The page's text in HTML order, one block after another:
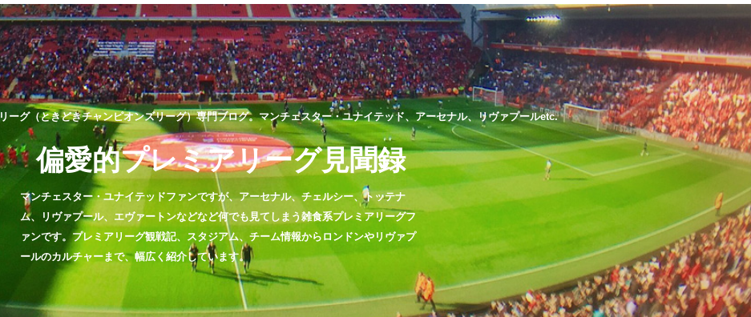
ーグ（ときどきチャンピオンズリーグ）専門ブログ。マンチェスター・ユナイテッド、アーセナル、リヴァプールetc.
偏愛的プレミアリーグ見聞録
マンチェスター・ユナイテッドファンですが、アーセナル、チェルシー、トッテナ
ム、リヴァプール、エヴァートンなどなど何でも見てしまう雑食系プレミアリーグフ
ァンです。プレミアリーグ観戦記、スタジアム、チーム情報からロンドンやリヴァプ
ールのカルチャーまで、幅広く紹介しています。